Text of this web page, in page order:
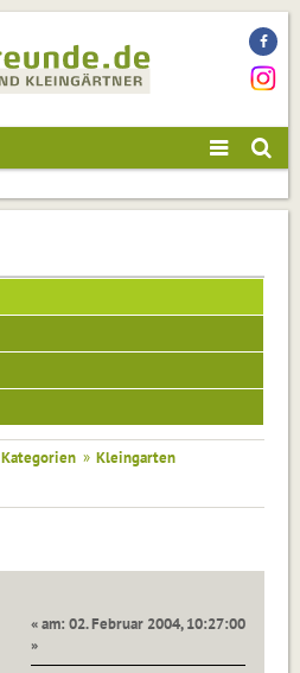
Kategorien » Kleingarten
« am: 02. Februar 2004, 10:27:00
»